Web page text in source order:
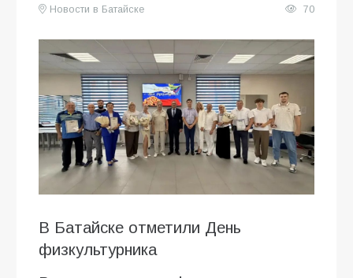
Новости в Батайске
70
В Батайске отметили День
физкультурника